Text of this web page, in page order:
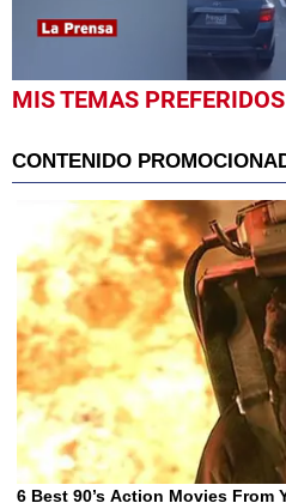
0
seconds
minute,
0
MIS TEMAS PREFERIDOS